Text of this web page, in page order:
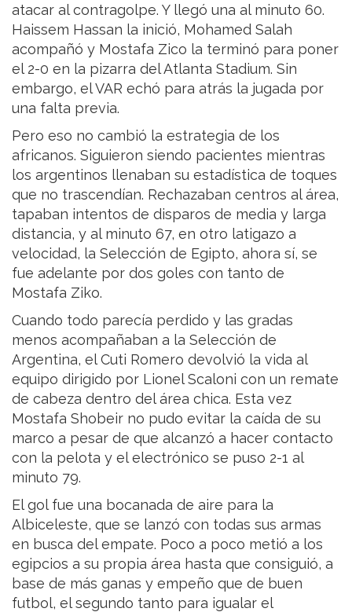
atacar al contragolpe. Y llegó una al minuto 60.
Haissem Hassan la inició, Mohamed Salah
acompañó y Mostafa Zico la terminó para poner
el 2-0 en la pizarra del Atlanta Stadium. Sin
embargo, el VAR echó para atrás la jugada por
una falta previa.
Pero eso no cambió la estrategia de los
africanos. Siguieron siendo pacientes mientras
los argentinos llenaban su estadística de toques
que no trascendían. Rechazaban centros al área,
tapaban intentos de disparos de media y larga
distancia, y al minuto 67, en otro latigazo a
velocidad, la Selección de Egipto, ahora sí, se
fue adelante por dos goles con tanto de
Mostafa Ziko.
Cuando todo parecía perdido y las gradas
menos acompañaban a la Selección de
Argentina, el Cuti Romero devolvió la vida al
equipo dirigido por Lionel Scaloni con un remate
de cabeza dentro del área chica. Esta vez
Mostafa Shobeir no pudo evitar la caída de su
marco a pesar de que alcanzó a hacer contacto
con la pelota y el electrónico se puso 2-1 al
minuto 79.
El gol fue una bocanada de aire para la
Albiceleste, que se lanzó con todas sus armas
en busca del empate. Poco a poco metió a los
egipcios a su propia área hasta que consiguió, a
base de más ganas y empeño que de buen
futbol, el segundo tanto para igualar el